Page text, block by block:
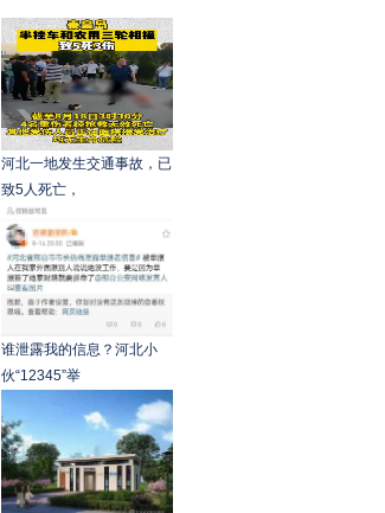
河北一地发生交通事故，已
致5人死亡，
谁泄露我的信息？河北小
伙“12345”举